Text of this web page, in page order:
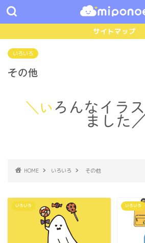
サイトマップ
いろいろ
その他
＼いろんなイラストを集め
ました／
HOME いろいろ その他
いろいろ いろいろ